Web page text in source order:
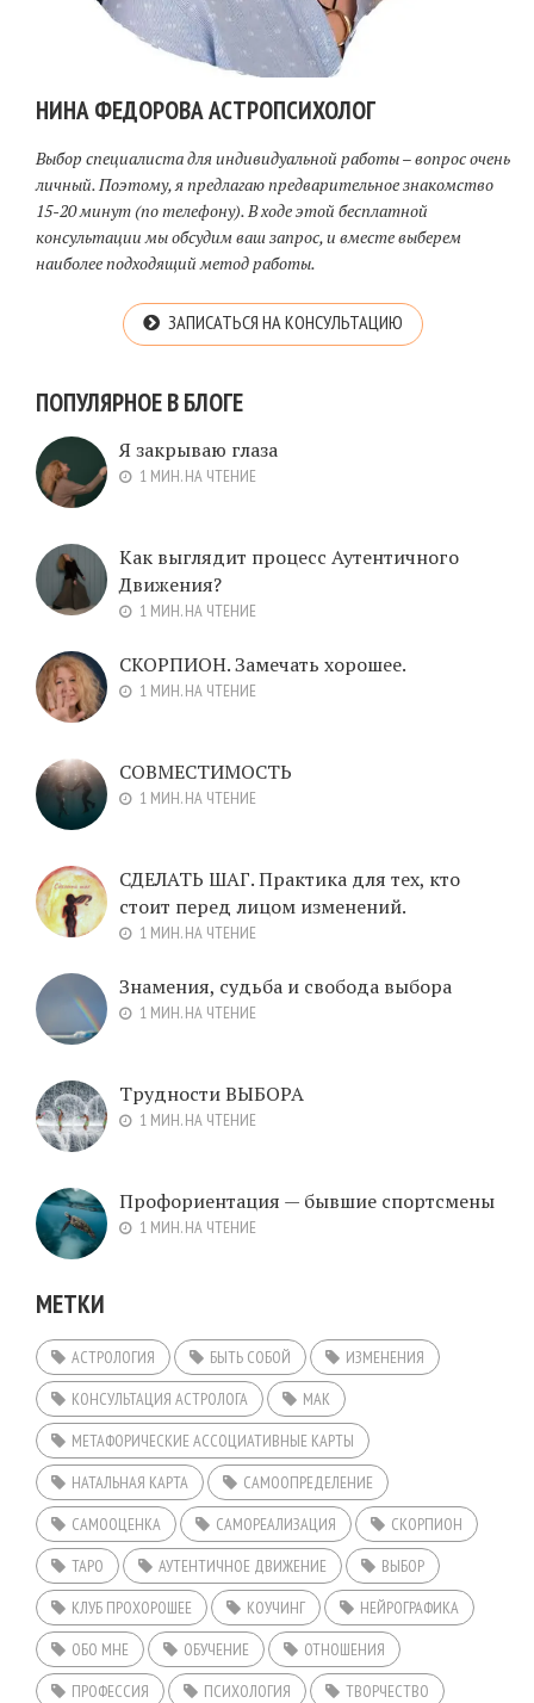
НИНА ФЕДОРОВА АСТРОПСИХОЛОГ
Выбор специалиста для индивидуальной работы – вопрос очень
личный. Поэтому, я предлагаю предварительное знакомство
15-20 минут (по телефону). В ходе этой бесплатной
консультации мы обсудим ваш запрос, и вместе выберем
наиболее подходящий метод работы.
ЗАПИСАТЬСЯ НА КОНСУЛЬТАЦИЮ
ПОПУЛЯРНОЕ В БЛОГЕ
Я закрываю глаза
1 МИН. НА ЧТЕНИЕ
Как выглядит процесс Аутентичного
Движения?
1 МИН. НА ЧТЕНИЕ
СКОРПИОН. Замечать хорошее.
1 МИН. НА ЧТЕНИЕ
СОВМЕСТИМОСТЬ
1 МИН. НА ЧТЕНИЕ
СДЕЛАТЬ ШАГ. Практика для тех, кто
стоит перед лицом изменений.
1 МИН. НА ЧТЕНИЕ
Знамения, судьба и свобода выбора
1 МИН. НА ЧТЕНИЕ
Трудности ВЫБОРА
1 МИН. НА ЧТЕНИЕ
Профориентация — бывшие спортсмены
1 МИН. НА ЧТЕНИЕ
МЕТКИ
АСТРОЛОГИЯ БЫТЬ СОБОЙ
ИЗМЕНЕНИЯ
КОНСУЛЬТАЦИЯ АСТРОЛОГА
МАК
МЕТАФОРИЧЕСКИЕ АССОЦИАТИВНЫЕ КАРТЫ
НАТАЛЬНАЯ КАРТА
САМООПРЕДЕЛЕНИЕ
САМООЦЕНКА
САМОРЕАЛИЗАЦИЯ
СКОРПИОН
ТАРО
АУТЕНТИЧНОЕ ДВИЖЕНИЕ
ВЫБОР
КЛУБ ПРОХОРОШЕЕ
КОУЧИНГ
НЕЙРОГРАФИКА
ОБО МНЕ
ОБУЧЕНИЕ
ОТНОШЕНИЯ
ПРОФЕССИЯ
ПСИХОЛОГИЯ ТВОРЧЕСТВО